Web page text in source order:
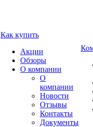
Как купить
Акции
Обзоры
О компании
О
компании
Новости
Отзывы
Контакты
Документы